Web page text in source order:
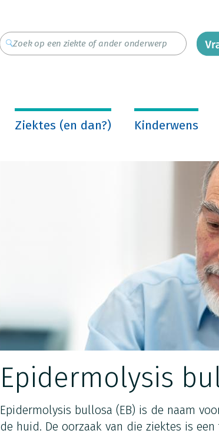
Ziektes (en dan?) Kinderwens
Epidermolysis
Epidermolysis bullosa (EB) is de naam
de huid. De oorzaak van die ziektes is